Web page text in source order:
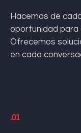
Hacemos de
oportunidad para
Ofrecemos
en cada
.01